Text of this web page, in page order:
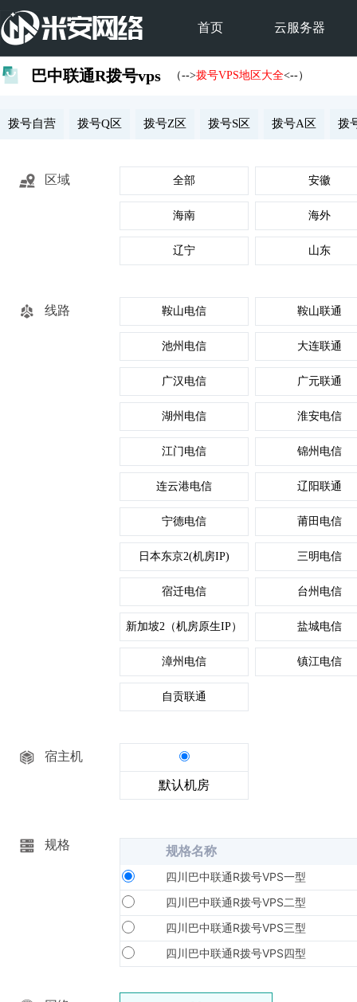
首页 云服务器
巴中联通R拨号vps （-->拨号VPS地区大全<--）
拨号自营 拨号Q区 拨号Z区 拨号S区 拨号A区 拨
区域 全部 安徽
海南 海外
辽宁 山东
线路 鞍山电信 鞍山联通
池州电信 大连联通
广汉电信 广元联通
湖州电信 淮安电信
江门电信 锦州电信
连云港电信 辽阳联通
宁德电信 莆田电信
日本东京2(机房IP) 三明电信
宿迁电信 台州电信
新加坡2（机房原生IP） 盐城电信
漳州电信 镇江电信
自贡联通
宿主机
默认机房
规格
规格名称
四川巴中联通R拨号VPS一型
四川巴中联通R拨号VPS二型
四川巴中联通R拨号VPS三型
四川巴中联通R拨号VPS四型